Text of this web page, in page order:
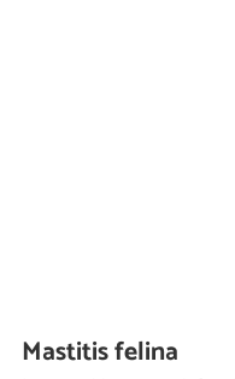
Mastitis felina